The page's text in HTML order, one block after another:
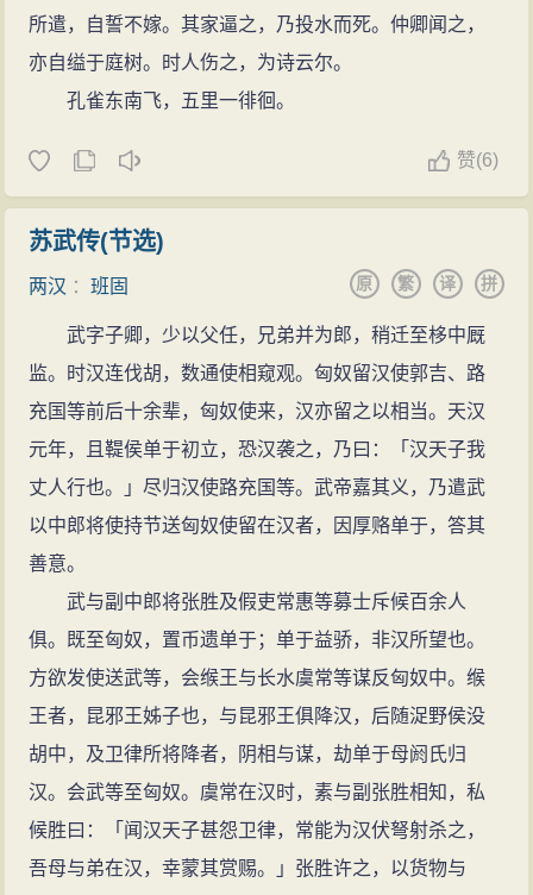
所遣，自誓不嫁。其家逼之，乃投水而死。仲卿闻之，
亦自缢于庭树。时人伤之，为诗云尔。
孔雀东南飞，五里一徘徊。
赞(6)
苏武传(节选)
两汉 ：班固 拼
译
繁
原
武字子卿，少以父任，兄弟并为郎，稍迁至栘中厩
监。时汉连伐胡，数通使相窥观。匈奴留汉使郭吉、路
充国等前后十余辈，匈奴使来，汉亦留之以相当。天汉
元年，且鞮侯单于初立，恐汉袭之，乃曰：「汉天子我
丈人行也。」尽归汉使路充国等。武帝嘉其义，乃遣武
以中郎将使持节送匈奴使留在汉者，因厚赂单于，答其
善意。
武与副中郎将张胜及假吏常惠等募士斥候百余人
俱。既至匈奴，置币遗单于；单于益骄，非汉所望也。
方欲发使送武等，会缑王与长水虞常等谋反匈奴中。缑
王者，昆邪王姊子也，与昆邪王俱降汉，后随浞野侯没
胡中，及卫律所将降者，阴相与谋，劫单于母阏氏归
汉。会武等至匈奴。虞常在汉时，素与副张胜相知，私
候胜曰：「闻汉天子甚怨卫律，常能为汉伏弩射杀之，
吾母与弟在汉，幸蒙其赏赐。」张胜许之，以货物与